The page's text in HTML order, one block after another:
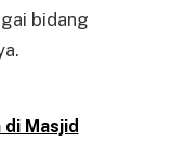
bidang
Masjid